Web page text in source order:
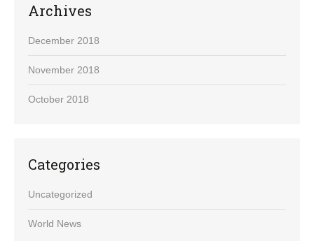
Archives
December 2018
November 2018
October 2018
Categories
Uncategorized
World News